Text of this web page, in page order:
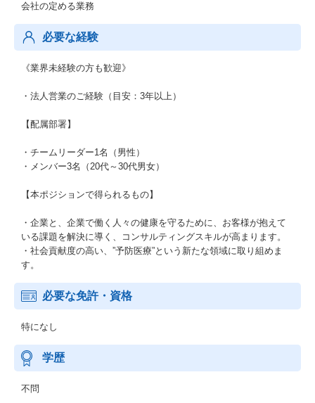
会社の定める業務
必要な経験
《業界未経験の方も歓迎》
・法人営業のご経験（目安：3年以上）
【配属部署】
・チームリーダー1名（男性）
・メンバー3名（20代～30代男女）
【本ポジションで得られるもの】
・企業と、企業で働く人々の健康を守るために、お客様が抱えて
いる課題を解決に導く、コンサルティングスキルが高まります。
・社会貢献度の高い、”予防医療”という新たな領域に取り組めま
す。
必要な免許・資格
特になし
学歴
不問